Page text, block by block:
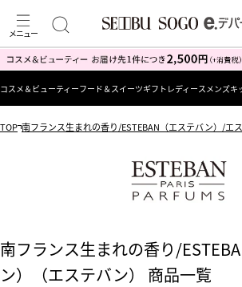
コスメ＆ビューティーフード＆スイーツギフト レディース メンズキ
TOP 南フランス生まれの香り/ESTEBAN（エステバン）/エ
南フランス生まれの香り/
ン）（エステバン） 商品一覧